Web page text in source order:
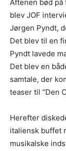
Aftenen bød
blev JOF
Jørgen Pyndt,
Det blev til en
Pyndt lavede
Det blev en
samtale, der
teaser til “Den
Herefter
italiensk buffet
musikalske